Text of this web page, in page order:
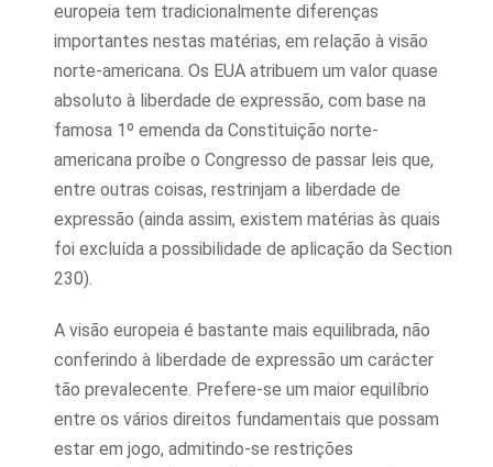
europeia tem tradicionalmente diferenças
importantes nestas matérias, em relação à visão
norte-americana. Os EUA atribuem um valor quase
absoluto à liberdade de expressão, com base na
famosa 1º emenda da Constituição norte-
americana proíbe o Congresso de passar leis que,
entre outras coisas, restrinjam a liberdade de
expressão (ainda assim, existem matérias às quais
foi excluída a possibilidade de aplicação da Section
230).
A visão europeia é bastante mais equilibrada, não
conferindo à liberdade de expressão um carácter
tão prevalecente. Prefere-se um maior equilíbrio
entre os vários direitos fundamentais que possam
estar em jogo, admitindo-se restrições